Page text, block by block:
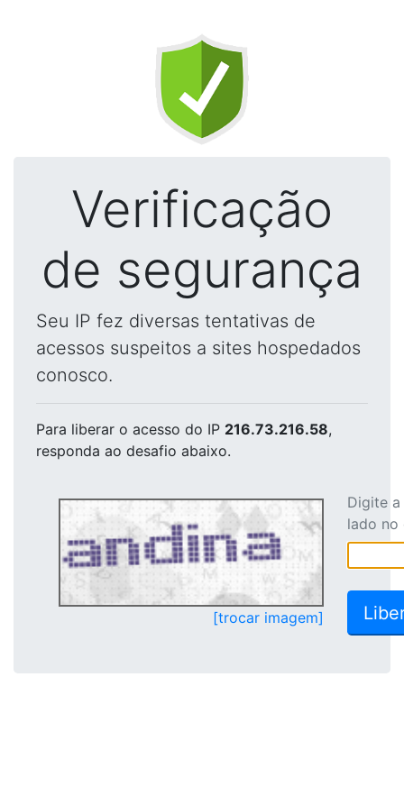
Verificação
de segurança
Seu IP fez diversas tentativas de
acessos suspeitos a sites hospedados
conosco.
Para liberar o acesso do IP 216.73.216.58,
responda ao desafio abaixo.
[trocar imagem]
Digite
lado no